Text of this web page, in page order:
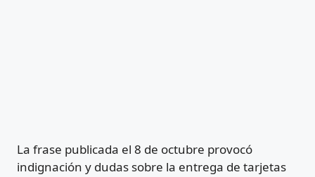
La frase publicada el 8 de octubre provocó
indignación y dudas sobre la entrega de tarjetas